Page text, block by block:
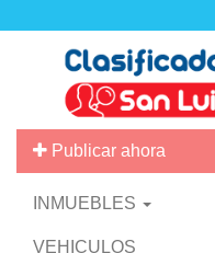
Publicar ahora
INMUEBLES
VEHICULOS